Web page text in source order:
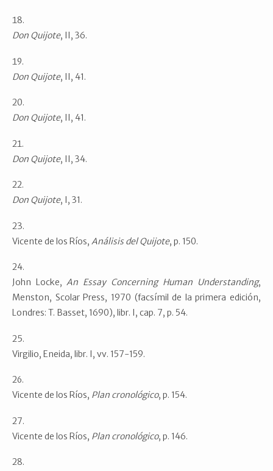
Don Quijote, II, 36.
Don Quijote, II, 41.
Don Quijote, II, 41.
Don Quijote, II, 34.
Don Quijote, I, 31.
Vicente de los Ríos, Análisis del Quijote, p. 150.
John Locke, An Essay Concerning Human Understanding,
Menston, Scolar Press, 1970 (facsímil de la primera edición,
Londres: T. Basset, 1690), libr. I, cap. 7, p. 54.
Virgilio, Eneida, libr. I, vv. 157-159.
Vicente de los Ríos, Plan cronológico, p. 154.
Vicente de los Ríos, Plan cronológico, p. 146.